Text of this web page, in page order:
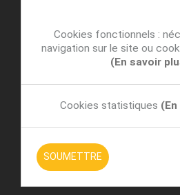
Cookies fonctionnels :
navigation sur le site ou
(En savoir
Cookies statistiques
SOUMETTRE